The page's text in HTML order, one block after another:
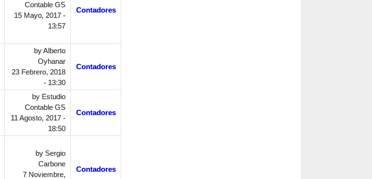
Contable GS
15 Mayo, 2017 -
13:57
Contadores
byAlberto
Oyhanar
23 Febrero, 2018
- 13:30
Contadores
by Estudio
Contable GS
11 Agosto, 2017 -
18:50
Contadores
by Sergio
Carbone
7 Noviembre,
Contadores